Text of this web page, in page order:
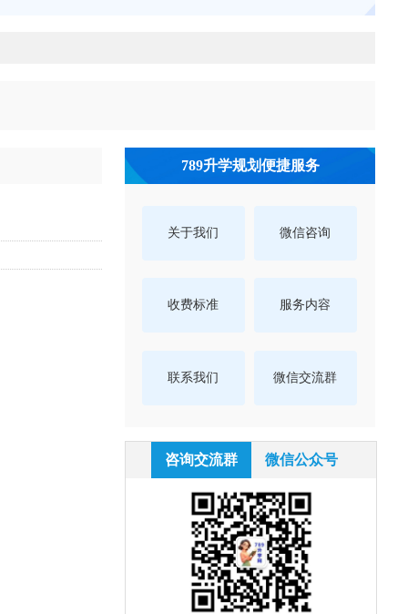
789升学规划便捷服务
关于我们 微信咨询
收费标准 服务内容
联系我们 微信交流群
咨询交流群 微信公众号